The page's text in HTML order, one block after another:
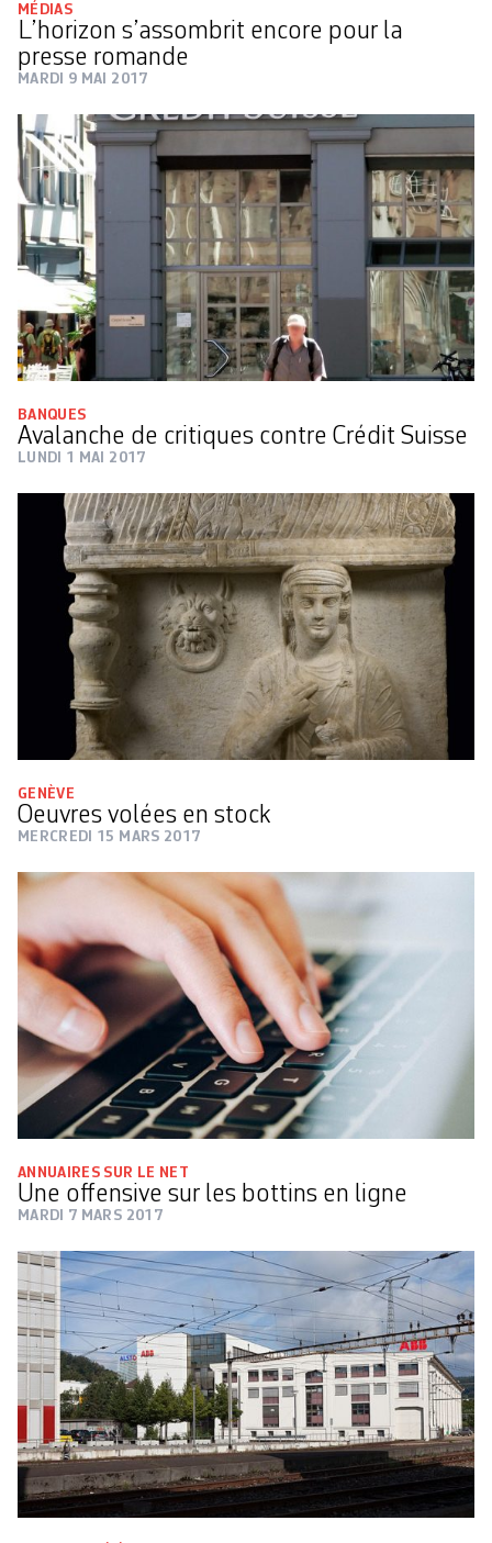
MÉDIAS
L’horizon s’assombrit encore pour la
presse romande
MARDI 9 MAI 2017
BANQUES
Avalanche de critiques contre Crédit Suisse
LUNDI 1 MAI 2017
GENÈVE
Oeuvres volées en stock
MERCREDI 15 MARS 2017
ANNUAIRES SUR LE NET
Une offensive sur les bottins en ligne
MARDI 7 MARS 2017